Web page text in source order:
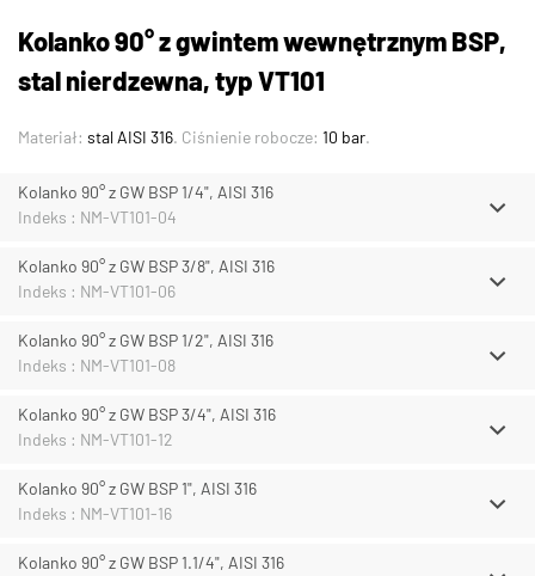
Kolanko 90° z gwintem wewnętrznym BSP,
stal nierdzewna, typ VT101
Materiał: stal AISI 316. Ciśnienie robocze: 10 bar.
Kolanko 90° z GW BSP 1/4", AISI 316
Indeks : NM-VT101-04
Kolanko 90° z GW BSP 3/8", AISI 316
Indeks : NM-VT101-06
Kolanko 90° z GW BSP 1/2", AISI 316
Indeks : NM-VT101-08
Kolanko 90° z GW BSP 3/4", AISI 316
Indeks : NM-VT101-12
Kolanko 90° z GW BSP 1", AISI 316
Indeks : NM-VT101-16
Kolanko 90° z GW BSP 1.1/4", AISI 316